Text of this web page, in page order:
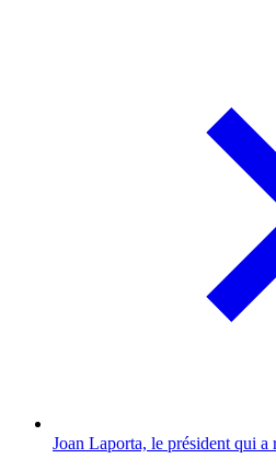
Joan Laporta, le président qui a